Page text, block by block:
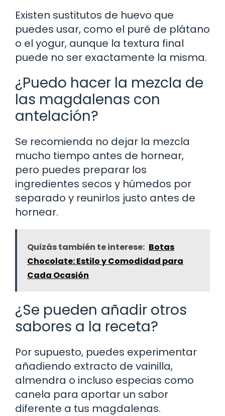
Existen sustitutos de huevo que
puedes usar, como el puré de plátano
o el yogur, aunque la textura final
puede no ser exactamente la misma.
¿Puedo hacer la mezcla de
las magdalenas con
antelación?
Se recomienda no dejar la mezcla
mucho tiempo antes de hornear,
pero puedes preparar los
ingredientes secos y húmedos por
separado y reunirlos justo antes de
hornear.
Quizás también te interese: Botas
Chocolate: Estilo y Comodidad para
Cada Ocasión
¿Se pueden añadir otros
sabores a la receta?
Por supuesto, puedes experimentar
añadiendo extracto de vainilla,
almendra o incluso especias como
canela para aportar un sabor
diferente a tus magdalenas.